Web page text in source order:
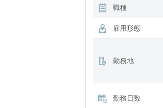
職種
雇用形態
勤務地
勤務日数